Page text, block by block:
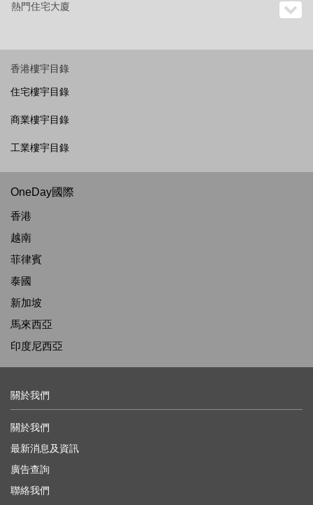
熱門住宅大廈
香港樓宇目錄
住宅樓宇目錄
商業樓宇目錄
工業樓宇目錄
OneDay國際
香港
越南
菲律賓
泰國
新加坡
馬來西亞
印度尼西亞
關於我們
關於我們
最新消息及資訊
廣告查詢
聯絡我們